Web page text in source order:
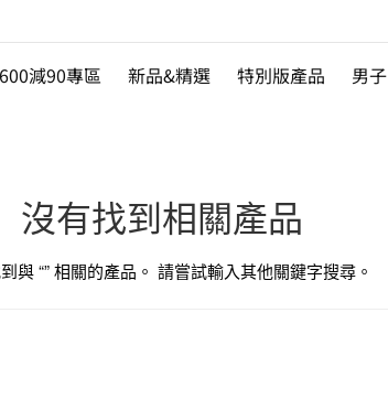
減90專區 新品&精選 特別版產品 男子
沒有找到相關產品
與 “” 相關的產品。 請嘗試輸入其他關鍵字搜尋。